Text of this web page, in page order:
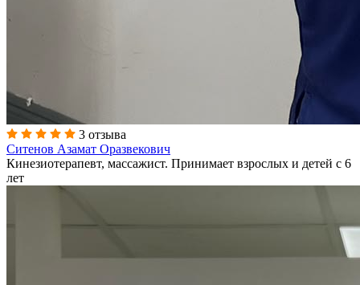
3 отзыва
Ситенов Азамат Оразвекович
Кинезиотерапевт, массажист. Принимает взрослых и детей с 6
лет